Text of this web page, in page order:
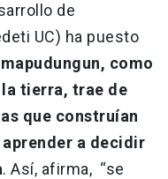
de
UC) ha puesto
como
tierra, trae de
que construían
aprender a decidir
. Así, afirma, “se